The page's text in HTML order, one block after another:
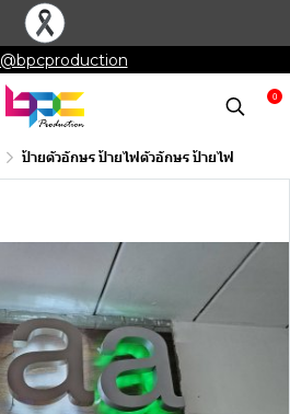
@bpcproduction
0
ป้ายตัวอักษร ป้ายไฟตัวอักษร ป้ายไฟ